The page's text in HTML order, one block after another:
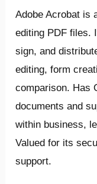
Adobe Acrobat is
editing PDF files.
sign, and
editing, form
comparison. Has
documents and
within business,
Valued for its
support.